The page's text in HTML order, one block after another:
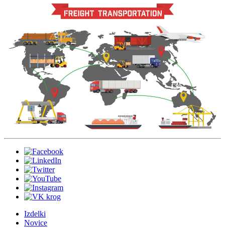
Izdelki
Novice